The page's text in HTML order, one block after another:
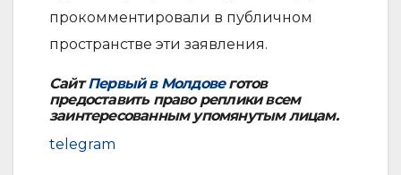
прокомментировали в публичном
пространстве эти заявления.
СайтПервый в Молдовеготов
предоставить право реплики всем
заинтересованным упомянутым лицам.
telegram